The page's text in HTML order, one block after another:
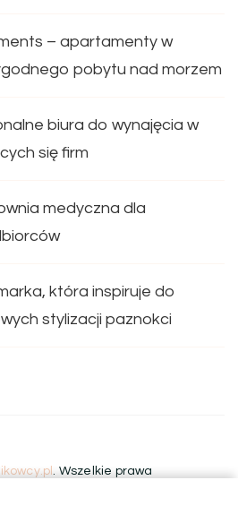
– apartamenty w
pobytu nad morzem
biura do wynajęcia w
się firm
medyczna dla
która inspiruje do
stylizacji paznokci
. Wszelkie prawa